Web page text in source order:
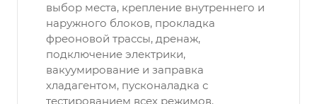
выбор места, крепление внутреннего и
наружного блоков, прокладка
фреоновой трассы, дренаж,
подключение электрики,
вакуумирование и заправка
хладагентом, пусконаладка с
тестированием всех режимов.